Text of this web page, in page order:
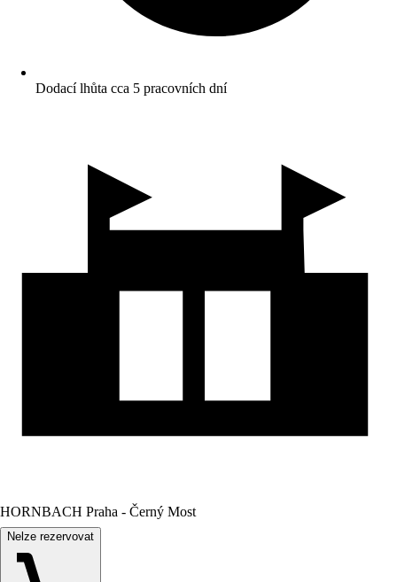
Dodací lhůta cca 5 pracovních dní
HORNBACH Praha - Černý Most
Nelze rezervovat